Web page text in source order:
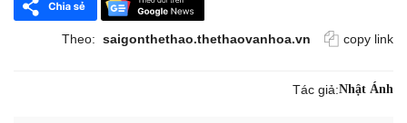
Theo: saigonthethao.thethaovanhoa.vn copy link
Tác giả:Nhật Ánh